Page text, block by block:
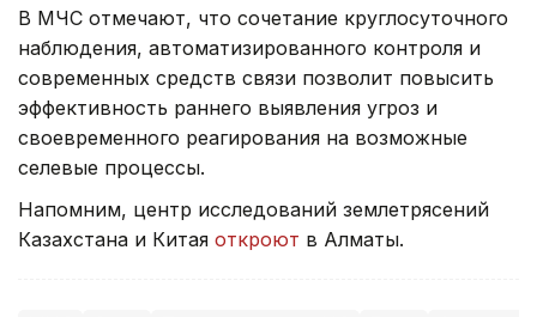
В МЧС отмечают, что сочетание круглосуточного
наблюдения, автоматизированного контроля и
современных средств связи позволит повысить
эффективность раннего выявления угроз и
своевременного реагирования на возможные
селевые процессы.
Напомним, центр исследований землетрясений
Казахстана и Китая откроют в Алматы.